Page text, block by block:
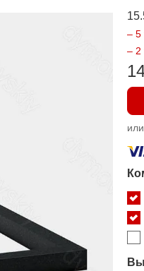
– 5
– 2